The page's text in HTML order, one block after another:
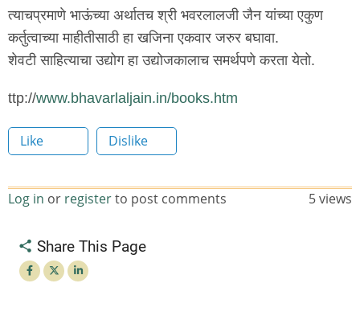
त्याचप्रमाणे भाऊंच्या अर्थातच श्री भवरलालजी जैन यांच्या एकुण
कर्तुत्वाच्या माहीतीसाठी हा खजिना एकवार जरुर बघावा.
शेवटी साहित्याचा उद्योग हा उद्योजकालाच समर्थपणे करता येतो.
ttp://www.bhavarlaljain.in/books.htm
Like Dislike
Log in or registerto post comments 5 views
Share This Page